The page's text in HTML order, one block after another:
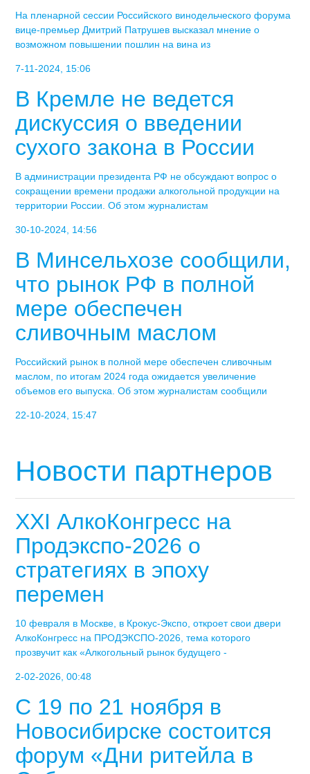
На пленарной сессии Российского винодельческого форума
вице-премьер Дмитрий Патрушев высказал мнение о
возможном повышении пошлин на вина из
7-11-2024, 15:06
В Кремле не ведется
дискуссия о введении
сухого закона в России
В администрации президента РФ не обсуждают вопрос о
сокращении времени продажи алкогольной продукции на
территории России. Об этом журналистам
30-10-2024, 14:56
В Минсельхозе сообщили,
что рынок РФ в полной
мере обеспечен
сливочным маслом
Российский рынок в полной мере обеспечен сливочным
маслом, по итогам 2024 года ожидается увеличение
объемов его выпуска. Об этом журналистам сообщили
22-10-2024, 15:47
Новости партнеров
XXI АлкоКонгресс на
Продэкспо-2026 о
стратегиях в эпоху
перемен
10 февраля в Москве, в Крокус-Экспо, откроет свои двери
АлкоКонгресс на ПРОДЭКСПО-2026, тема которого
прозвучит как «Алкогольный рынок будущего -
2-02-2026, 00:48
С 19 по 21 ноября в
Новосибирске состоится
форум «Дни ритейла в